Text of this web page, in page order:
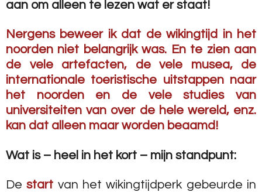
aan om alleen te lezen wat er staat!
Nergens beweer ik dat de wikingtijd in het
noorden niet belangrijk was. En te zien aan
de vele artefacten, de vele musea, de
internationale toeristische uitstappen naar
het noorden en de vele studies van
universiteiten van over de hele wereld, enz.
kan dat alleen maar worden beaamd!
Wat is – heel in het kort – mijn standpunt:
Destart van het wikingtijdperk gebeurde in